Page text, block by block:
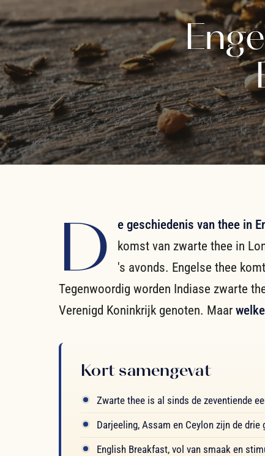
D e geschiedenis van thee in
komst van zwarte thee in
's avonds. Engelse thee
Tegenwoordig worden Indiase zwarte
Verenigd Koninkrijk genoten. Maar
Kort samengevat
Zwarte thee is al sinds de zeventiende
Darjeeling, Assam en Ceylon zijn de
English Breakfast, vol van smaak en